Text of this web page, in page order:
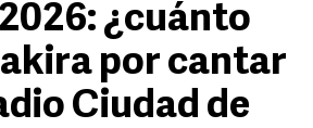
¿cuánto
por cantar
Ciudad de